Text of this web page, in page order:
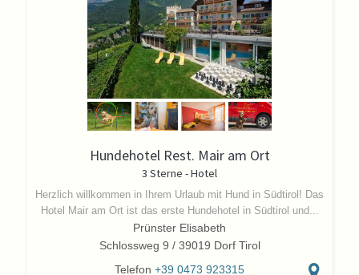
Hundehotel Rest. Mair am Ort
3 Sterne - Hotel
Herzlich willkommen in Ihrem Urlaub mit Hund in Südtirol! Das
Hotel Mair am Ort ist das erste Hundehotel in Südtirol und...
Prünster Elisabeth
Schlossweg 9 / 39019 Dorf Tirol
Telefon +39 0473 923315